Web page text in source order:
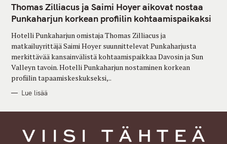
T
E
G
O
I
E
S
Thomas Zilliacus ja Saimi Hoyer aikovat nostaa
Punkaharjun korkean profiilin kohtaamispaikaksi
Hotelli Punkaharjun omistaja Thomas Zilliacus ja
matkailuyrittäjä Saimi Hoyer suunnittelevat Punkaharjusta
merkittävää kansainvälistä kohtaamispaikkaa Davosin ja Sun
Valleyn tavoin. Hotelli Punkaharjun nostaminen korkean
profiilin tapaamiskeskukseksi,..
Lue lisää